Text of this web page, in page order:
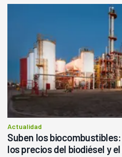
Actualidad
Suben los
los precios del biodiésel y